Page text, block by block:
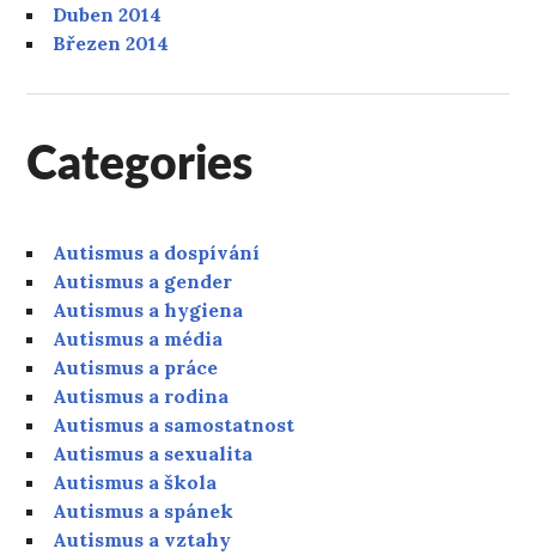
Duben 2014
Březen 2014
Categories
Autismus a dospívání
Autismus a gender
Autismus a hygiena
Autismus a média
Autismus a práce
Autismus a rodina
Autismus a samostatnost
Autismus a sexualita
Autismus a škola
Autismus a spánek
Autismus a vztahy